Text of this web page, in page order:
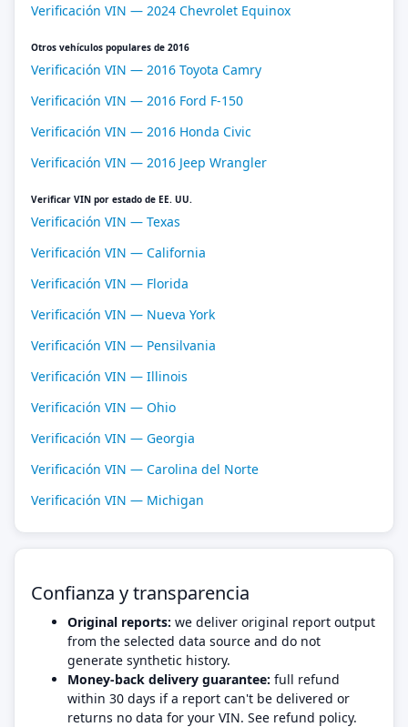
Verificación VIN — 2024 Chevrolet Equinox
Otros vehículos populares de 2016
Verificación VIN — 2016 Toyota Camry
Verificación VIN — 2016 Ford F-150
Verificación VIN — 2016 Honda Civic
Verificación VIN — 2016 Jeep Wrangler
Verificar VIN por estado de EE. UU.
Verificación VIN — Texas
Verificación VIN — California
Verificación VIN — Florida
Verificación VIN — Nueva York
Verificación VIN — Pensilvania
Verificación VIN — Illinois
Verificación VIN — Ohio
Verificación VIN — Georgia
Verificación VIN — Carolina del Norte
Verificación VIN — Michigan
Confianza y transparencia
Original reports: we deliver original report output
from the selected data source and do not
generate synthetic history.
Money-back delivery guarantee: full refund
within 30 days if a report can't be delivered or
returns no data for your VIN. See refund policy.